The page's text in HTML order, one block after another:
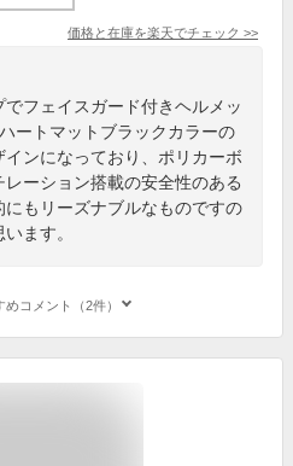
価格と在庫を楽天でチェック >>
フェイスガード付きヘルメッ
ートマットブラックカラーの
ンになっており、ポリカーボ
ーション搭載の安全性のある
もリーズナブルなものですの
ます。
コメント（2件）